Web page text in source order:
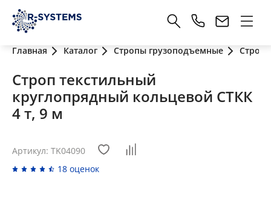
Главная Каталог Стропы грузоподъемные
Строп текстильный
круглопрядный кольцевой СТКК
4 т, 9 м
Артикул: TK04090
18 оценок